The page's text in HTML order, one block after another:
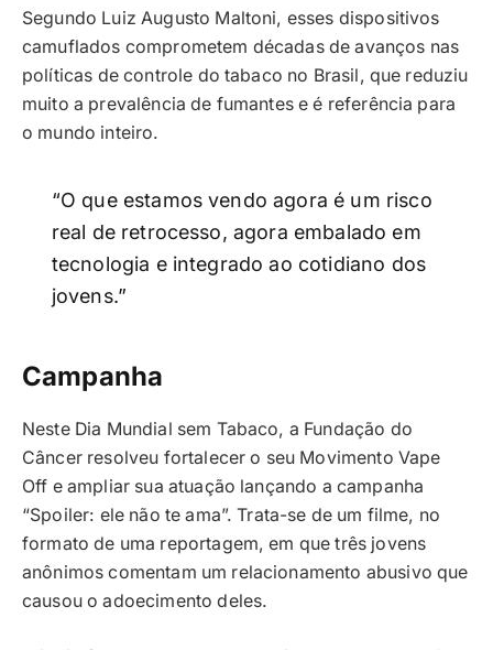
Segundo Luiz Augusto Maltoni, esses dispositivos
camuflados comprometem décadas de avanços nas
políticas de controle do tabaco no Brasil, que reduziu
muito a prevalência de fumantes e é referência para
o mundo inteiro.
“O que estamos vendo agora é um risco
real de retrocesso, agora embalado em
tecnologia e integrado ao cotidiano dos
jovens.”
Campanha
Neste Dia Mundial sem Tabaco, a Fundação do
Câncer resolveu fortalecer o seu Movimento Vape
Off e ampliar sua atuação lançando a campanha
“Spoiler: ele não te ama”. Trata-se de um filme, no
formato de uma reportagem, em que três jovens
anônimos comentam um relacionamento abusivo que
causou o adoecimento deles.